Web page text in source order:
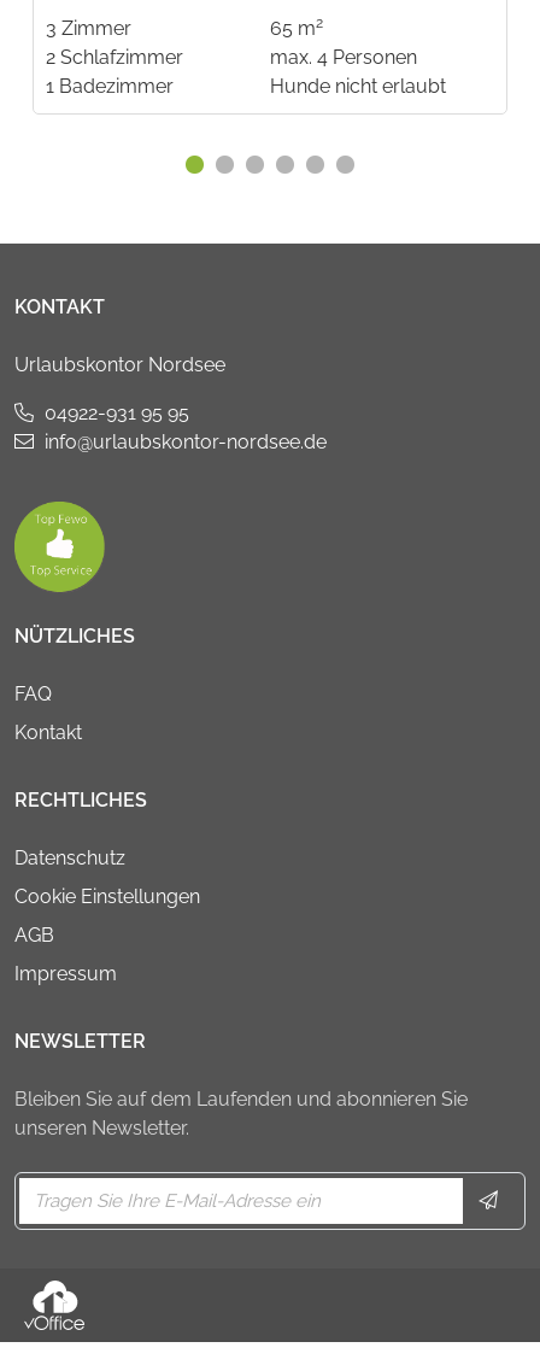
3 Zimmer
2 Schlafzimmer
1 Badezimmer
65 m2
max. 4 Personen
Hunde nicht erlaubt
KONTAKT
Urlaubskontor Nordsee
04922-931 95 95
info@urlaubskontor-nordsee.de
NÜTZLICHES
FAQ
Kontakt
RECHTLICHES
Datenschutz
Cookie Einstellungen
AGB
Impressum
NEWSLETTER
Bleiben Sie auf dem Laufenden und abonnieren Sie
unseren Newsletter.